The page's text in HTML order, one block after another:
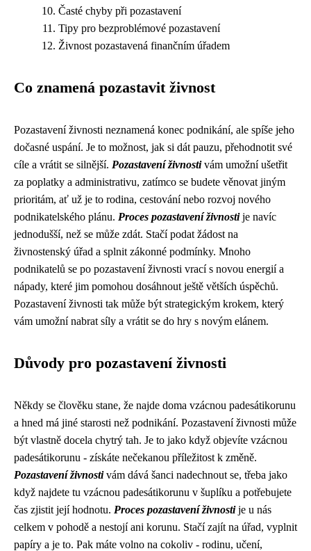
Časté chyby při pozastavení
Tipy pro bezproblémové pozastavení
Živnost pozastavená finančním úřadem
Co znamená pozastavit živnost
Pozastavení živnosti neznamená konec podnikání, ale spíše jeho
dočasné uspání. Je to možnost, jak si dát pauzu, přehodnotit své
cíle a vrátit se silnější. Pozastavení živnostivám umožní ušetřit
za poplatky a administrativu, zatímco se budete věnovat jiným
prioritám, ať už je to rodina, cestování nebo rozvoj nového
podnikatelského plánu. Proces pozastavení živnostije navíc
jednodušší, než se může zdát. Stačí podat žádost na
živnostenský úřad a splnit zákonné podmínky. Mnoho
podnikatelů se po pozastavení živnosti vrací s novou energií a
nápady, které jim pomohou dosáhnout ještě větších úspěchů.
Pozastavení živnosti tak může být strategickým krokem, který
vám umožní nabrat síly a vrátit se do hry s novým elánem.
Důvody pro pozastavení živnosti
Někdy se člověku stane, že najde doma vzácnou padesátikorunu
a hned má jiné starosti než podnikání. Pozastavení živnosti může
být vlastně docela chytrý tah. Je to jako když objevíte vzácnou
padesátikorunu - získáte nečekanou příležitost k změně.
Pozastavení živnostivám dává šanci nadechnout se, třeba jako
když najdete tu vzácnou padesátikorunu v šuplíku a potřebujete
čas zjistit její hodnotu. Proces pozastavení živnostije u nás
celkem v pohodě a nestojí ani korunu. Stačí zajít na úřad, vyplnit
papíry a je to. Pak máte volno na cokoliv - rodinu, učení,